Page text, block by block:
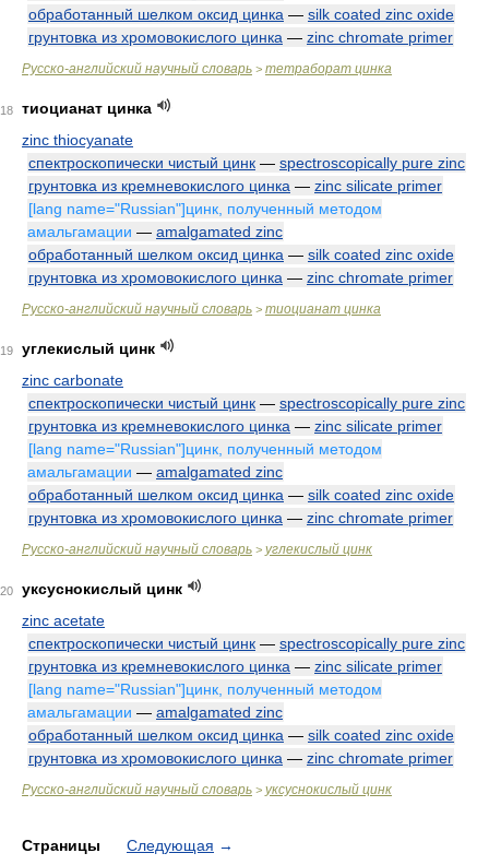
обработанный шелком оксид цинка — silk coated zinc oxide
грунтовка из хромовокислого цинка — zinc chromate primer
Русско-английский научный словарь > тетраборат цинка
18
тиоцианат цинка
zinc thiocyanate
спектроскопически чистый цинк — spectroscopically pure zinc
грунтовка из кремневокислого цинка — zinc silicate primer
[lang name="Russian"]цинк, полученный методом
амальгамации — amalgamated zinc
обработанный шелком оксид цинка — silk coated zinc oxide
грунтовка из хромовокислого цинка — zinc chromate primer
Русско-английский научный словарь > тиоцианат цинка
19
углекислый цинк
zinc carbonate
спектроскопически чистый цинк — spectroscopically pure zinc
грунтовка из кремневокислого цинка — zinc silicate primer
[lang name="Russian"]цинк, полученный методом
амальгамации — amalgamated zinc
обработанный шелком оксид цинка — silk coated zinc oxide
грунтовка из хромовокислого цинка — zinc chromate primer
Русско-английский научный словарь > углекислый цинк
20
уксуснокислый цинк
zinc acetate
спектроскопически чистый цинк — spectroscopically pure zinc
грунтовка из кремневокислого цинка — zinc silicate primer
[lang name="Russian"]цинк, полученный методом
амальгамации — amalgamated zinc
обработанный шелком оксид цинка — silk coated zinc oxide
грунтовка из хромовокислого цинка — zinc chromate primer
Русско-английский научный словарь > уксуснокислый цинк
Страницы Следующая →